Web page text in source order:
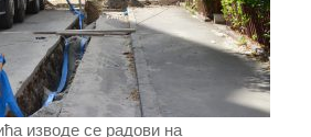
изводе се радови на